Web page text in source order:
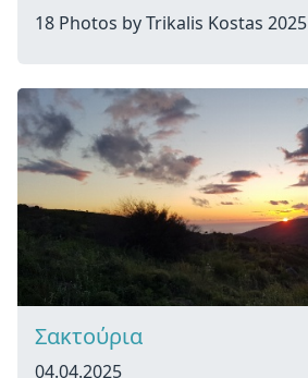
18 Photos by Trikalis Kostas 2025
Σακτούρια
04.04.2025